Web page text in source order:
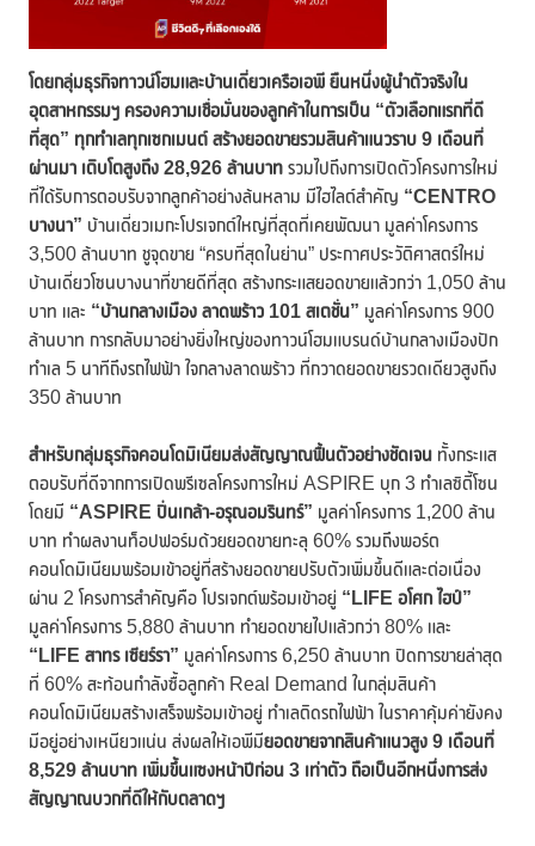
โดยกลุ่มธุรกิจทาวน์โฮมและบ้านเดี่ยวเครือเอพี ยืนหนึ่งผู้นำตัวจริงใน
อุตสาหกรรมฯ ครองความเชื่อมั่นของลูกค้าในการเป็น “ตัวเลือกแรกที่ดี
ที่สุด” ทุกทำเลทุกเซกเมนต์ สร้างยอดขายรวมสินค้าแนวราบ 9 เดือนที่
ผ่านมา เติบโตสูงถึง 28,926 ล้านบาท รวมไปถึงการเปิดตัวโครงการใหม่
ที่ได้รับการตอบรับจากลูกค้าอย่างล้นหลาม มีไฮไลต์สำคัญ “CENTRO
บางนา” บ้านเดี่ยวเมกะโปรเจกต์ใหญ่ที่สุดที่เคยพัฒนา มูลค่าโครงการ
3,500 ล้านบาท ชูจุดขาย “ครบที่สุดในย่าน” ประกาศประวัติศาสตร์ใหม่
บ้านเดี่ยวโซนบางนาที่ขายดีที่สุด สร้างกระแสยอดขายแล้วกว่า 1,050 ล้าน
บาท และ “บ้านกลางเมือง ลาดพร้าว 101 สเตชั่น” มูลค่าโครงการ 900
ล้านบาท การกลับมาอย่างยิ่งใหญ่ของทาวน์โฮมแบรนด์บ้านกลางเมืองปัก
ทำเล 5 นาทีถึงรถไฟฟ้า ใจกลางลาดพร้าว ที่กวาดยอดขายรวดเดียวสูงถึง
350 ล้านบาท
สำหรับกลุ่มธุรกิจคอนโดมิเนียมส่งสัญญาณฟื้นตัวอย่างชัดเจน ทั้งกระแส
ตอบรับที่ดีจากการเปิดพรีเซลโครงการใหม่ ASPIRE บุก 3 ทำเลซิตี้โซน
โดยมี “ASPIRE ปิ่นเกล้า-อรุณอมรินทร์” มูลค่าโครงการ 1,200 ล้าน
บาท ทำผลงานท็อปฟอร์มด้วยยอดขายทะลุ 60% รวมถึงพอร์ต
คอนโดมิเนียมพร้อมเข้าอยู่ที่สร้างยอดขายปรับตัวเพิ่มขึ้นดีและต่อเนื่อง
ผ่าน 2 โครงการสำคัญคือ โปรเจกต์พร้อมเข้าอยู่ “LIFE อโศก ไฮป์”
มูลค่าโครงการ 5,880 ล้านบาท ทำยอดขายไปแล้วกว่า 80% และ
“LIFE สาทร เซียร์รา” มูลค่าโครงการ 6,250 ล้านบาท ปิดการขายล่าสุด
ที่ 60% สะท้อนกำลังซื้อลูกค้า Real Demand ในกลุ่มสินค้า
คอนโดมิเนียมสร้างเสร็จพร้อมเข้าอยู่ ทำเลติดรถไฟฟ้า ในราคาคุ้มค่ายังคง
มีอยู่อย่างเหนียวแน่น ส่งผลให้เอพีมียอดขายจากสินค้าแนวสูง 9 เดือนที่
8,529 ล้านบาท เพิ่มขึ้นแซงหน้าปีก่อน 3 เท่าตัว ถือเป็นอีกหนึ่งการส่ง
สัญญาณบวกที่ดีให้กับตลาดฯ